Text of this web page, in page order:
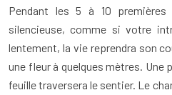
Pendant les 5 à 10
silencieuse, comme si votre
lentement, la vie reprendra son
une fleur à quelques mètres.
feuille traversera le sentier. Le